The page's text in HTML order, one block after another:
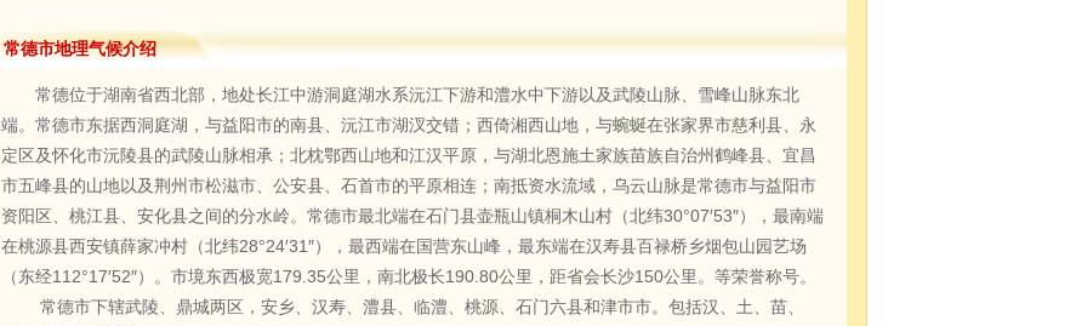
常德市地理气候介绍
常德位于湖南省西北部，地处长江中游洞庭湖水系沅江下游和澧水中下游以及武陵山脉、雪峰山脉东北
端。常德市东据西洞庭湖，与益阳市的南县、沅江市湖汊交错；西倚湘西山地，与蜿蜒在张家界市慈利县、永
定区及怀化市沅陵县的武陵山脉相承；北枕鄂西山地和江汉平原，与湖北恩施土家族苗族自治州鹤峰县、宜昌
市五峰县的山地以及荆州市松滋市、公安县、石首市的平原相连；南抵资水流域，乌云山脉是常德市与益阳市
资阳区、桃江县、安化县之间的分水岭。常德市最北端在石门县壶瓶山镇桐木山村（北纬30°07′53″），最南端
在桃源县西安镇薛家冲村（北纬28°24′31″），最西端在国营东山峰，最东端在汉寿县百禄桥乡烟包山园艺场
（东经112°17′52″）。市境东西极宽179.35公里，南北极长190.80公里，距省会长沙150公里。等荣誉称号。
常德市下辖武陵、鼎城两区，安乡、汉寿、澧县、临澧、桃源、石门六县和津市市。包括汉、土、苗、